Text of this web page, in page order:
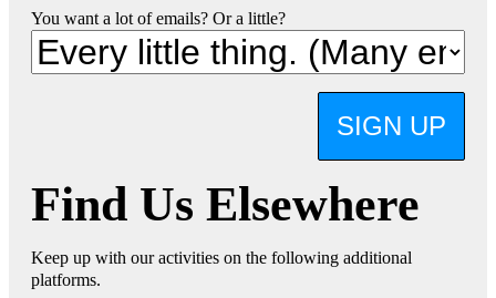
You want a lot of emails? Or a little?
SIGN UP
Find Us Elsewhere
Keep up with our activities on the following additional
platforms.